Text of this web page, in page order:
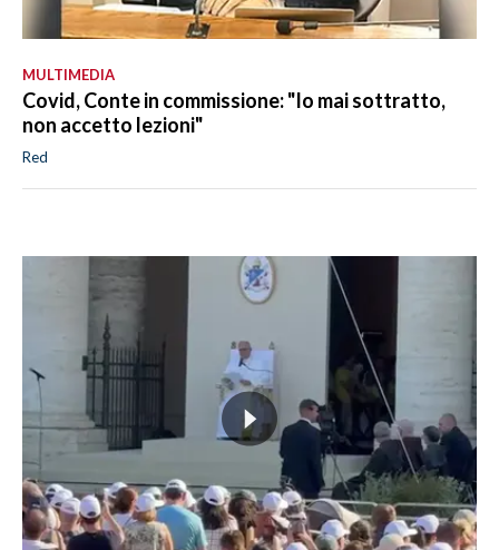
MULTIMEDIA
Covid, Conte in commissione: "Io mai sottratto,
non accetto lezioni"
Red